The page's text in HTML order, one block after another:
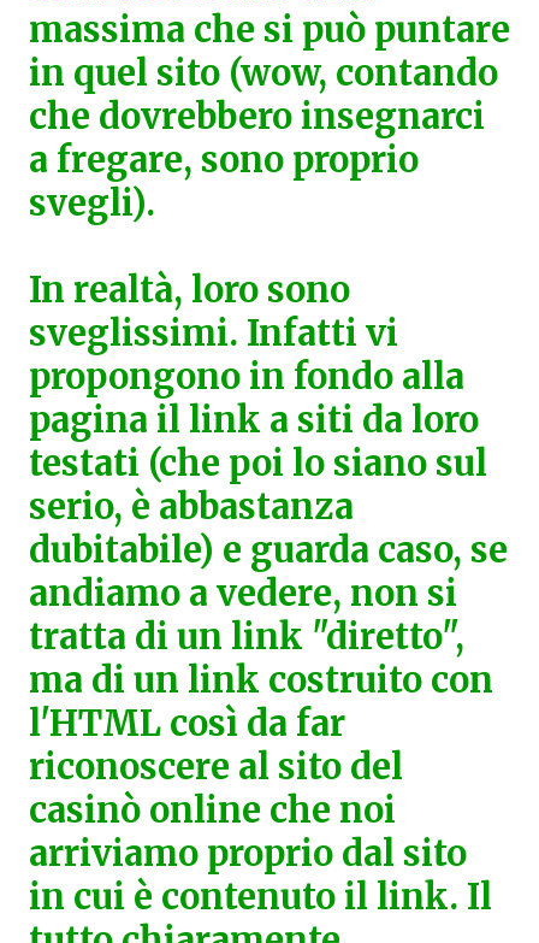
massima che si può puntare
in quel sito (wow, contando
che dovrebbero insegnarci
a fregare, sono proprio
svegli).
In realtà, loro sono
sveglissimi. Infatti vi
propongono in fondo alla
pagina il link a siti da loro
testati (che poi lo siano sul
serio, è abbastanza
dubitabile) e guarda caso, se
andiamo a vedere, non si
tratta di un link "diretto",
ma di un link costruito con
l'HTML così da far
riconoscere al sito del
casinò online che noi
arriviamo proprio dal sito
in cui è contenuto il link. Il